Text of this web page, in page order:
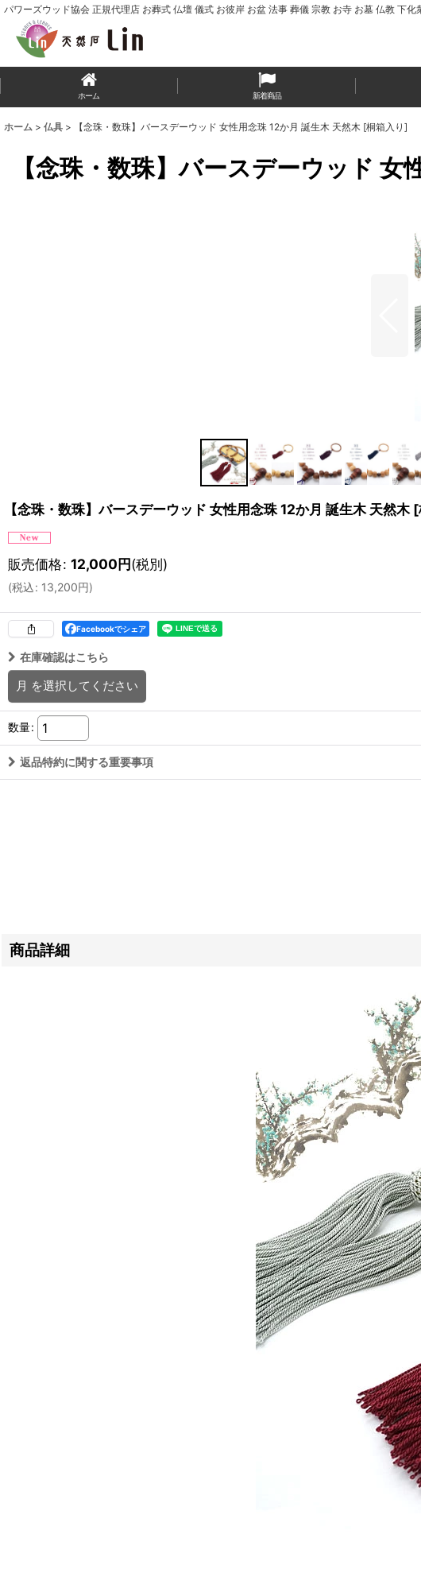
パワーズウッド協会 正規代理店 お葬式 仏壇 儀式 お彼岸 お盆 法事 葬儀 宗教 お寺 お墓 仏教 下化
ホーム 新着商品
ホーム > 仏具 > 【念珠・数珠】バースデーウッド 女性用念珠 12か月 誕生木 天然木 [桐箱入り]
【念珠・数珠】バースデーウッド
【念珠・数珠】バースデーウッド 女性用念珠 12か月 誕生木 天然木
販売価格: 12,000円(税別)
(税込: 13,200円)
Facebookでシェア
在庫確認はこちら
月 を選択してください
数量:
返品特約に関する重要事項
商品詳細